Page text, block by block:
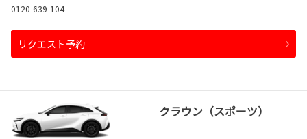
0120-639-104
リクエスト予約
クラウン（スポーツ）